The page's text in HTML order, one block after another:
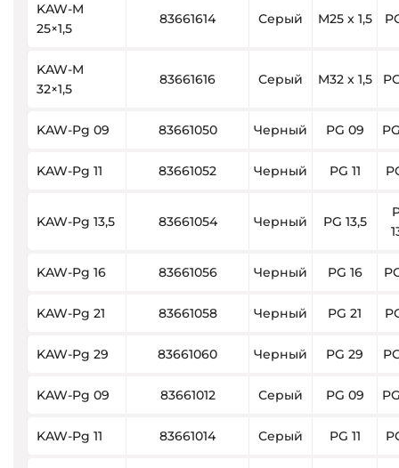
KAW-M
25×1,5
83661614 Серый M25 x 1,5
KAW-M
32×1,5
83661616 Серый M32 x 1,5
KAW-Pg 09 83661050 Черный PG 09
KAW-Pg 11 83661052 Черный PG 11
KAW-Pg 13,5 83661054 Черный PG 13,5
KAW-Pg 16 83661056 Черный PG 16
KAW-Pg 21 83661058 Черный PG 21
KAW-Pg 29 83661060 Черный PG 29
KAW-Pg 09 83661012 Серый PG 09
KAW-Pg 11 83661014 Серый PG 11